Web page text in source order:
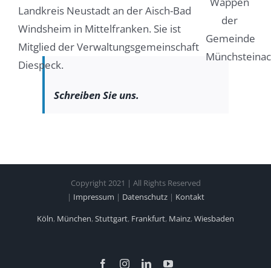
Landkreis Neustadt an der Aisch-Bad
Windsheim in Mittelfranken. Sie ist
Mitglied der Verwaltungsgemeinschaft
Diespeck.
Schreiben Sie uns.
Copyright 2021 | All Rights Reserved
| Impressum | Datenschutz| Kontakt
Köln, München,Stuttgart, Frankfurt, Mainz,Wiesbaden
FacebookInstagramLinkedInYouTube